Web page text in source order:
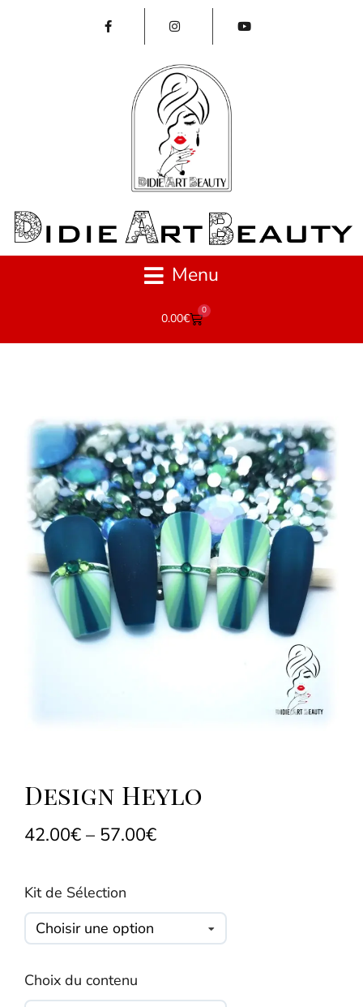
Menu
0.00€
0
Design Heylo
42.00€ – 57.00€
Kit de Sélection
Choix du contenu